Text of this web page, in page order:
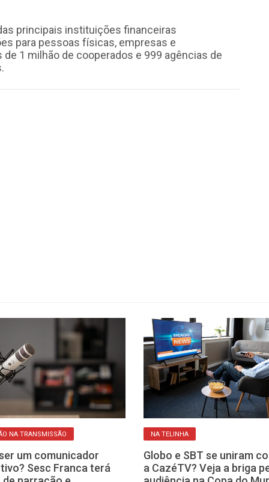
principais instituições financeiras
para pessoas físicas, empresas e
1 milhão de cooperados e 999 agências de
NA TRANSMISSÃO
um comunicador
Sesc Franca terá
NA TELINHA
Globo e SBT se uniram
a CazéTV? Veja a briga